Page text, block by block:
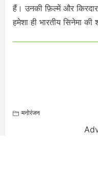
हैं। उनकी फ़िल्में और
हमेशा ही भारतीय सिनेमा की
मनोरंजन